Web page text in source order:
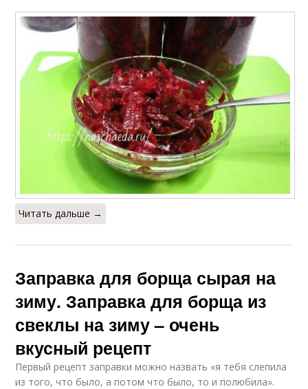
Читать дальше →
Заправка для борща сырая на
зиму. Заправка для борща из
свеклы на зиму – очень
вкусный рецепт
Первый рецепт заправки можно назвать «я тебя слепила
из того, что было, а потом что было, то и полюбила».